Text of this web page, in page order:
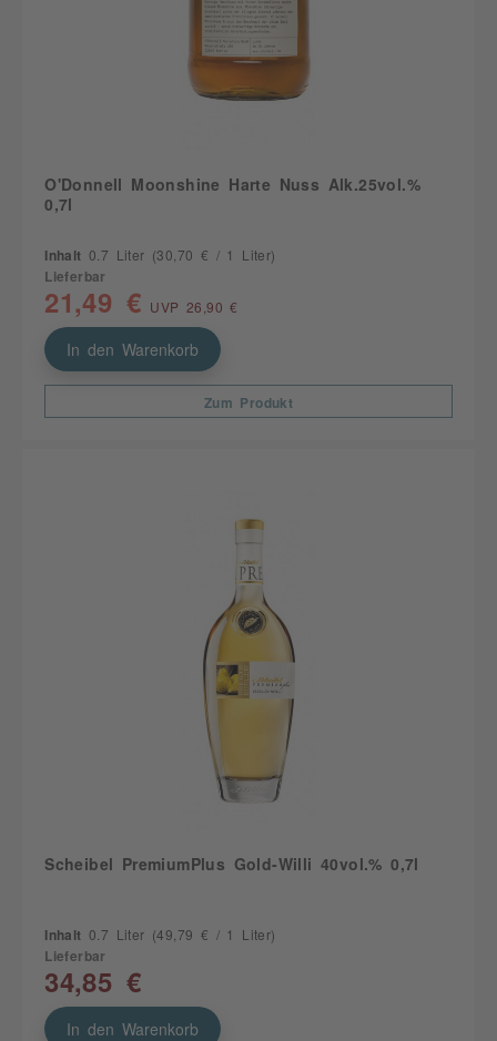
O'Donnell Moonshine Harte Nuss Alk.25vol.%
0,7l
Inhalt 0.7 Liter (30,70 € / 1 Liter)
Lieferbar
21,49 € UVP 26,90 €
In den Warenkorb
Zum Produkt
Scheibel PremiumPlus Gold-Willi 40vol.% 0,7l
Inhalt 0.7 Liter (49,79 € / 1 Liter)
Lieferbar
34,85 €
In den Warenkorb